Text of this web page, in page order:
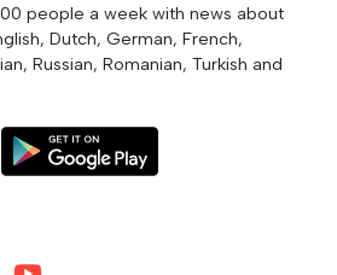
people a week with news about
Dutch, German, French,
Russian, Romanian, Turkish and